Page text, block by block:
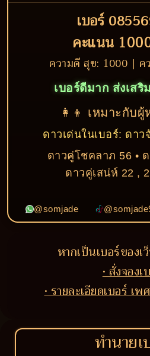
เบอร์
คะแนน
ความดี สุข: 1000 | ค
เบอร์ดีมาก ส่งเส
👩‍👦 เหมาะกับ
ดาวเด่นในเบอร์: ดา
ดาวคู่โชคลาภ 56 •
ดาวคู่เสน่ห์ 22 ,
@somjade
หากเป็นเบอร์ของ
• สั่งจองเ
• รายละเอียดเบอร์ เพ
ทำนาย